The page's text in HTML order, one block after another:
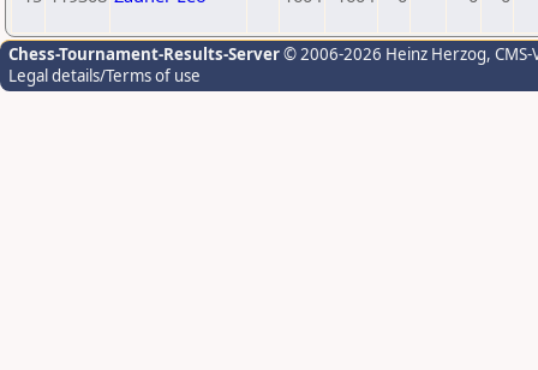
Chess-Tournament-Results-Server© 2006-2026 Heinz Herzog,
Legal details/Terms of use